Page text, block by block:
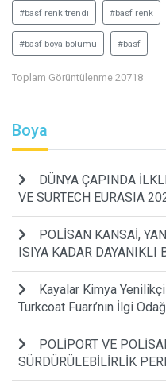
#basf renk trendi #basf renk
#basf boya bölümü #basf
Toplam Görüntülenme 20718
Boya
DÜNYA ÇAPINDA
VE SURTECH EURASIA
POLİSAN KANSAİ,
ISIYA KADAR DAYANIKLI
Kayalar Kimya
Turkcoat Fuarı’nın İlgi
POLİPORT VE
SÜRDÜRÜLEBİLİRLİK